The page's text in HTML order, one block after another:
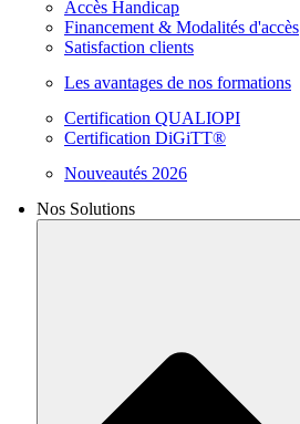
Accès Handicap
Financement & Modalités d'accès
Satisfaction clients
Les avantages de nos formations
Certification QUALIOPI
Certification DiGiTT®
Nouveautés 2026
Nos Solutions